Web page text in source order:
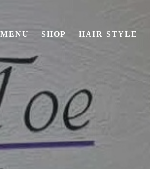
MENU SHOP HAIR STYLE